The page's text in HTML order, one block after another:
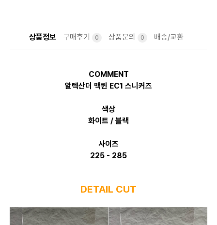
상품정보 구매후기 0 상품문의 0 배송/교환
COMMENT
알렉산더 맥퀸 EC1 스니커즈
색상
화이트 / 블랙
사이즈
225 - 285
DETAIL CUT